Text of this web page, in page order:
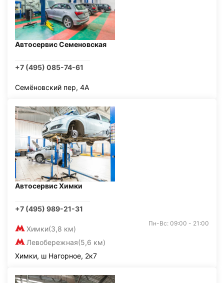
Автосервис Семеновская
+7 (495) 085-74-61
Семёновский пер, 4А
Автосервис Химки
+7 (495) 989-21-31
Химки(3,8 км)
Левобережная(5,6 км)
Пн-Вс: 09:00 - 21:00
Химки, ш Нагорное, 2к7